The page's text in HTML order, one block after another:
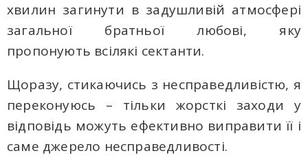
хвилин загинути в задушливій атмосфері
загальної братньої любові, яку
пропонують всілякі сектанти.
Щоразу, стикаючись з несправедливістю, я
переконуюсь – тільки жорсткі заходи у
відповідь можуть ефективно виправити її і
саме джерело несправедливості.